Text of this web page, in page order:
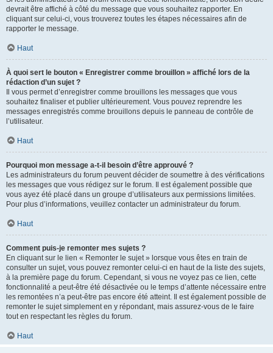
devrait être affiché à côté du message que vous souhaitez rapporter. En
cliquant sur celui-ci, vous trouverez toutes les étapes nécessaires afin de
rapporter le message.
Haut
À quoi sert le bouton « Enregistrer comme brouillon » affiché lors de la
rédaction d’un sujet ?
Il vous permet d’enregistrer comme brouillons les messages que vous
souhaitez finaliser et publier ultérieurement. Vous pouvez reprendre les
messages enregistrés comme brouillons depuis le panneau de contrôle de
l’utilisateur.
Haut
Pourquoi mon message a-t-il besoin d’être approuvé ?
Les administrateurs du forum peuvent décider de soumettre à des vérifications
les messages que vous rédigez sur le forum. Il est également possible que
vous ayez été placé dans un groupe d’utilisateurs aux permissions limitées.
Pour plus d’informations, veuillez contacter un administrateur du forum.
Haut
Comment puis-je remonter mes sujets ?
En cliquant sur le lien « Remonter le sujet » lorsque vous êtes en train de
consulter un sujet, vous pouvez remonter celui-ci en haut de la liste des sujets,
à la première page du forum. Cependant, si vous ne voyez pas ce lien, cette
fonctionnalité a peut-être été désactivée ou le temps d’attente nécessaire entre
les remontées n’a peut-être pas encore été atteint. Il est également possible de
remonter le sujet simplement en y répondant, mais assurez-vous de le faire
tout en respectant les règles du forum.
Haut